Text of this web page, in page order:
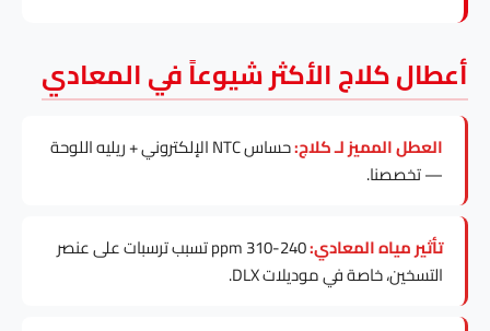
أعطال كلاج الأكثر شيوعاً في المعادي
العطل المميز لـ كلاج:
حساس NTC الإلكتروني + ريليه اللوحة
— تخصصنا.
تأثير مياه المعادي:
240-310 ppm تسبب ترسبات على عنصر
التسخين، خاصة في موديلات DLX.